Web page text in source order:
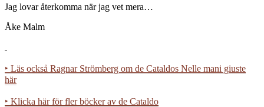
Jag lovar återkomma när jag vet mera…
Åke Malm
‣ Läs också Ragnar Strömberg om de Cataldos Nelle mani giuste
här
‣ Klicka här för fler böcker av de Cataldo